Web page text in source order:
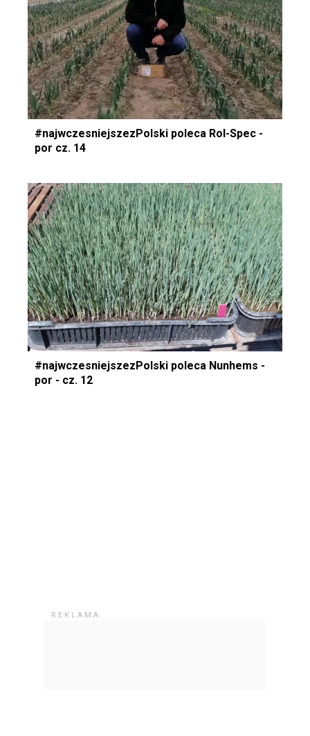
#najwczesniejszezPolski poleca Rol-Spec -
por cz. 14
#najwczesniejszezPolski poleca Nunhems -
por - cz. 12